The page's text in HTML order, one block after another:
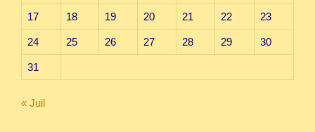
17 18 19 20 21 22 23
24 25 26 27 28 29 30
31
« Juil